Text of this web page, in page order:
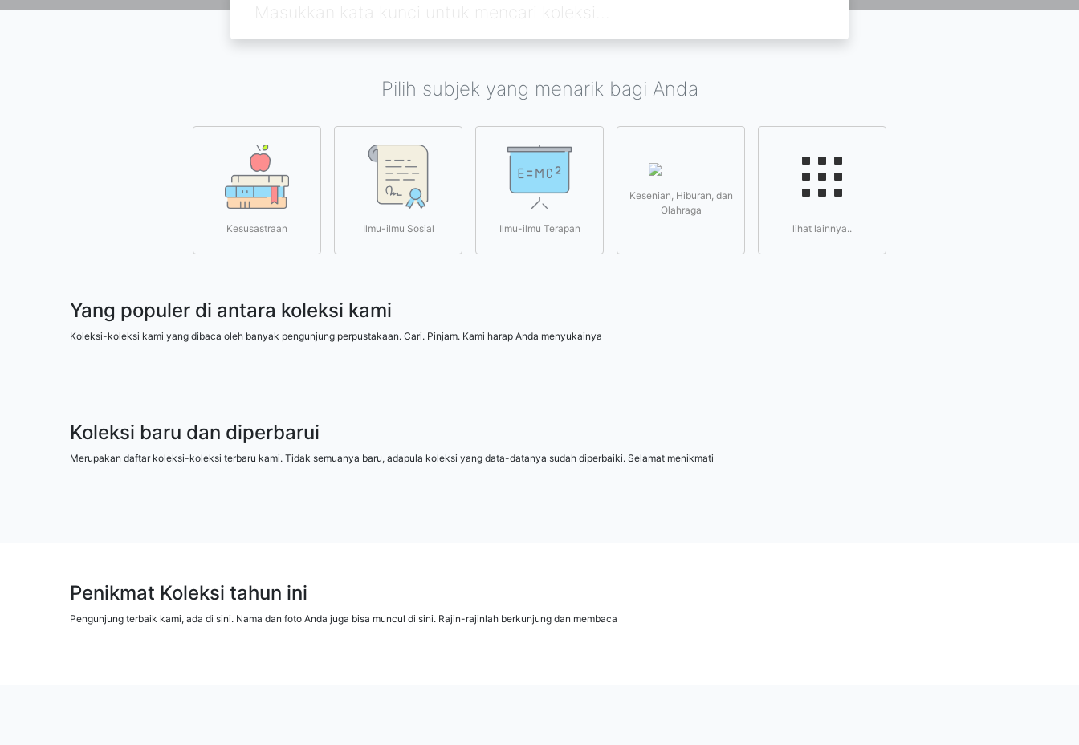
Pilih subjek yang menarik bagi Anda
Kesusastraan Ilmu-ilmu Sosial Ilmu-ilmu Terapan
Kesenian, Hiburan, dan
Olahraga
lihat lainnya..
Yang populer di antara koleksi kami
Koleksi-koleksi kami yang dibaca oleh banyak pengunjung perpustakaan. Cari. Pinjam. Kami harap Anda menyukainya
Koleksi baru dan diperbarui
Merupakan daftar koleksi-koleksi terbaru kami. Tidak semuanya baru, adapula koleksi yang data-datanya sudah diperbaiki. Selamat menikmati
Penikmat Koleksi tahun ini
Pengunjung terbaik kami, ada di sini. Nama dan foto Anda juga bisa muncul di sini. Rajin-rajinlah berkunjung dan membaca